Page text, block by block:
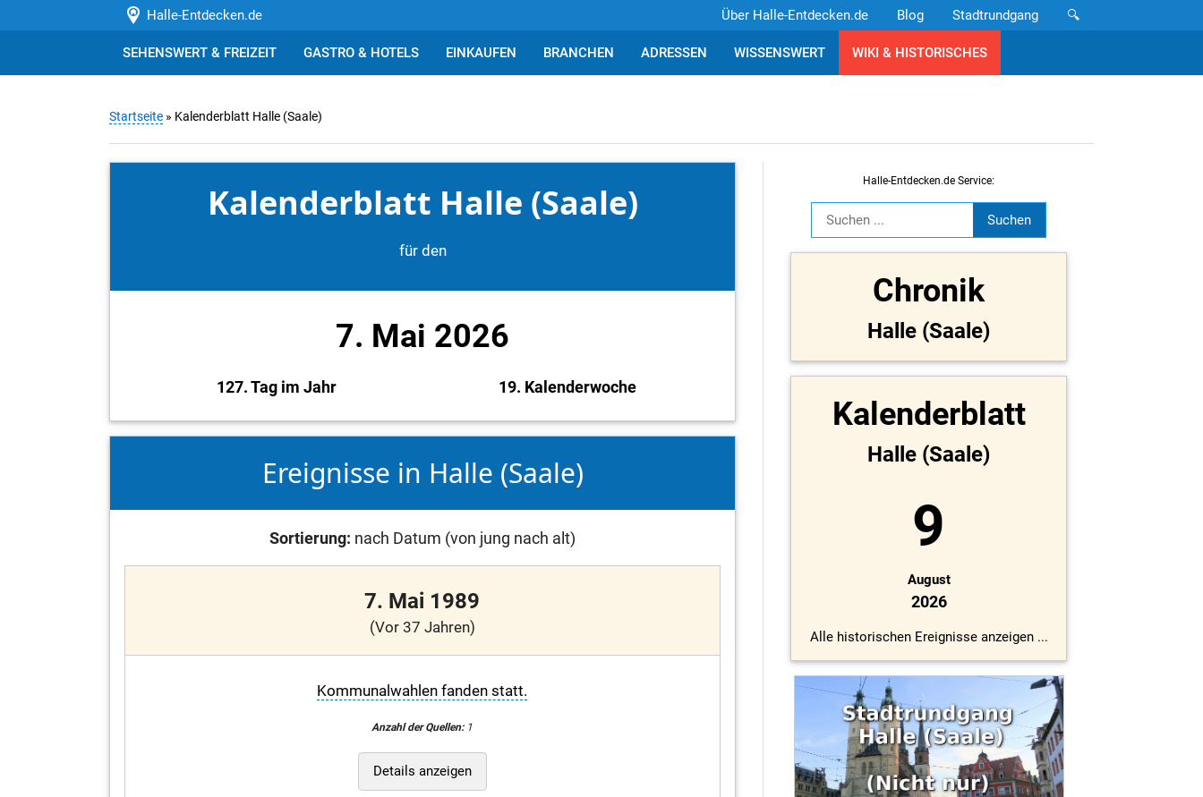
Halle-Entdecken.de 🔍
Stadtrundgang
Blog
Über Halle-Entdecken.de
SEHENSWERT & FREIZEIT GASTRO & HOTELS EINKAUFEN BRANCHEN ADRESSEN WISSENSWERT WIKI & HISTORISCHES
Startseite » Kalenderblatt Halle (Saale)
Kalenderblatt Halle (Saale)
für den
7. Mai 2026
127. Tag im Jahr 19. Kalenderwoche
Ereignisse in Halle (Saale)
Sortierung: nach Datum (von jung nach alt)
7. Mai 1989
(Vor 37 Jahren)
Kommunalwahlen fanden statt.
Anzahl der Quellen:1
Details anzeigen
Halle-Entdecken.de Service:
Chronik
Halle (Saale)
Kalenderblatt
Halle (Saale)
9
August
2026
Alle historischen Ereignisse anzeigen ...